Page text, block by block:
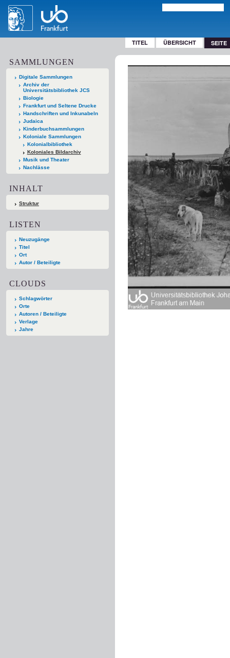
TITEL ÜBERSICHT SEITE
SAMMLUNGEN
Digitale Sammlungen
Archiv der
Universitätsbibliothek JCS
Biologie
Frankfurt und Seltene Drucke
Handschriften und Inkunabeln
Judaica
Kinderbuchsammlungen
Koloniale Sammlungen
Kolonialbibliothek
Koloniales Bildarchiv
Musik und Theater
Nachlässe
INHALT
Struktur
LISTEN
Neuzugänge
Titel
Ort
Autor / Beteiligte
CLOUDS
Schlagwörter
Orte
Autoren / Beteiligte
Verlage
Jahre